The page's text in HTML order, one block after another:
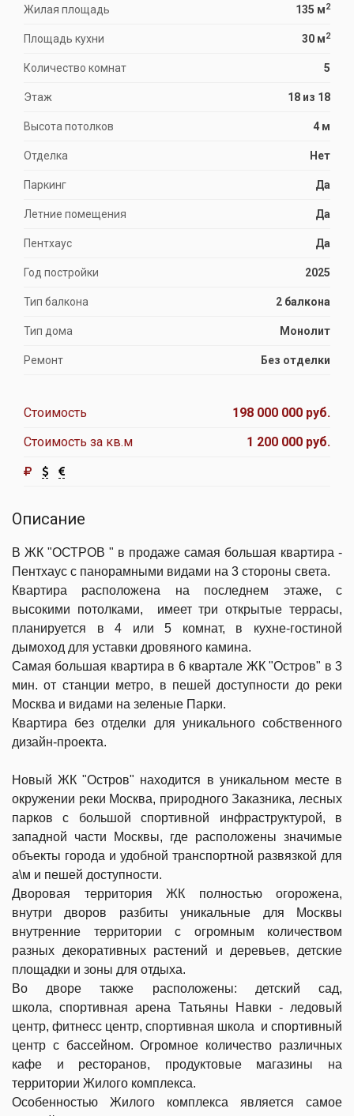
Жилая площадь 135 м2
Площадь кухни 30 м2
Количество комнат 5
Этаж 18 из 18
Высота потолков 4 м
Отделка Нет
Паркинг Да
Летние помещения Да
Пентхаус Да
Год постройки 2025
Тип балкона 2 балкона
Тип дома Монолит
Ремонт Без отделки
Стоимость
198 000 000 руб.
Стоимость за кв.м
1 200 000 руб.
Описание
В ЖК "ОСТРОВ " в продаже самая большая квартира -
Пентхаус с панорамными видами на 3 стороны света.
Квартира расположена на последнем этаже, с
высокими потолками, имеет три открытые террасы,
планируется в 4 или 5 комнат, в кухне-гостиной
дымоход для уставки дровяного камина.
Самая большая квартира в 6 квартале ЖК "Остров" в 3
мин. от станции метро, в пешей доступности до реки
Москва и видами на зеленые Парки.
Квартира без отделки для уникального собственного
дизайн-проекта.
Новый ЖК "Остров" находится в уникальном месте в
окружении реки Москва, природного Заказника, лесных
парков с большой спортивной инфраструктурой, в
западной части Москвы, где расположены значимые
объекты города и удобной транспортной развязкой для
а\м и пешей доступности.
Дворовая территория ЖК полностью огорожена,
внутри дворов разбиты уникальные для Москвы
внутренние территории с огромным количеством
разных декоративных растений и деревьев, детские
площадки и зоны для отдыха.
Во дворе также расположены: детский сад,
школа, спортивная арена Татьяны Навки - ледовый
центр, фитнесс центр, спортивная школа и спортивный
центр с бассейном. Огромное количество различных
кафе и ресторанов, продуктовые магазины на
территории Жилого комплекса.
Особенностью Жилого комплекса является самое